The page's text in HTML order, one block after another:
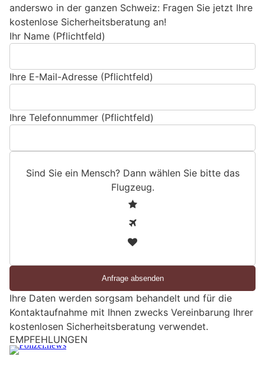
anderswo in der ganzen Schweiz: Fragen Sie jetzt Ihre
kostenlose Sicherheitsberatung an!
Ihr Name (Pflichtfeld)
Ihre E-Mail-Adresse (Pflichtfeld)
Ihre Telefonnummer (Pflichtfeld)
Sind Sie ein Mensch? Dann wählen Sie bitte das
Flugzeug.
e
i
n
M
Ihre Daten werden sorgsam behandelt und für die
Kontaktaufnahme mit Ihnen zwecks Vereinbarung Ihrer
kostenlosen Sicherheitsberatung verwendet.
EMPFEHLUNGEN